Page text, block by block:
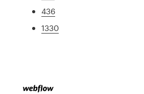
436
1330